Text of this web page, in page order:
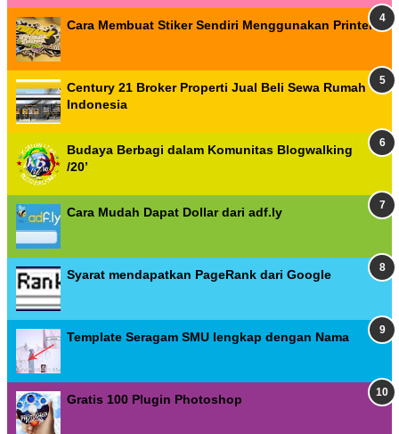
Cara Membuat Stiker Sendiri Menggunakan Printer
Century 21 Broker Properti Jual Beli Sewa Rumah
Indonesia
Budaya Berbagi dalam Komunitas Blogwalking
/20’
Cara Mudah Dapat Dollar dari adf.ly
Syarat mendapatkan PageRank dari Google
Template Seragam SMU lengkap dengan Nama
Gratis 100 Plugin Photoshop